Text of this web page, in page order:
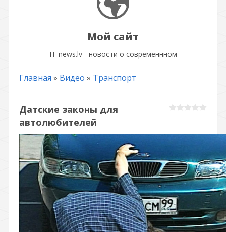
Мой сайт
IT-news.lv - новости о современнном
Главная » Видео » Транспорт
Датские законы для
автолюбителей